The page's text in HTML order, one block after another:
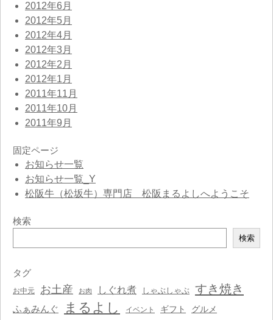
2012年6月
2012年5月
2012年4月
2012年3月
2012年2月
2012年1月
2011年11月
2011年10月
2011年9月
固定ページ
お知らせ一覧
お知らせ一覧_Y
松阪牛（松坂牛）専門店 松阪まるよしへようこそ
検索
索
検索
タグ
お中元 お土産 お肉 しぐれ煮 しゃぶしゃぶ すき焼き
ふぁみんぐ まるよし イベント ギフト グルメ